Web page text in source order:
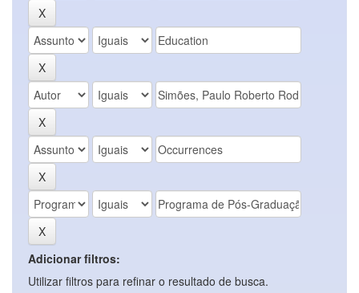
Adicionar filtros:
Utilizar filtros para refinar o resultado de busca.